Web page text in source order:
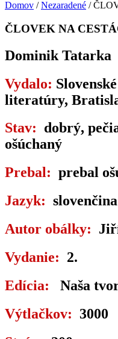
Domov /Nezaradené /
ČLOVEK NA
Dominik Tatarka
Vydalo:
literatúry,
Stav: dobrý,
ošúchaný
Prebal: prebal
Jazyk: slovenčina
Autor obálky:
Vydanie: 2.
Edícia:
Naša
Výtlačkov: 3000